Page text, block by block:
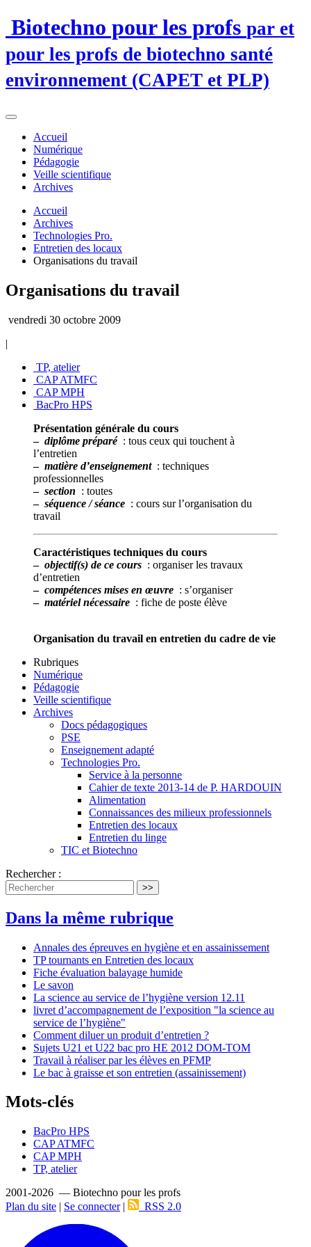
Biotechno pour les profs par et
pour les profs de biotechno santé
environnement (CAPET et PLP)
Accueil
Numérique
Pédagogie
Veille scientifique
Archives
Accueil
Archives
Technologies Pro.
Entretien des locaux
Organisations du travail
Organisations du travail
vendredi 30 octobre 2009
|
TP, atelier
CAP ATMFC
CAP MPH
BacPro HPS
Présentation générale du cours
– diplôme préparé : tous ceux qui touchent à
l’entretien
– matière d’enseignement : techniques
professionnelles
– section : toutes
– séquence / séance : cours sur l’organisation du
travail
Caractéristiques techniques du cours
– objectif(s) de ce cours : organiser les travaux
d’entretien
– compétences mises en œuvre : s’organiser
– matériel nécessaire : fiche de poste élève
Organisation du travail en entretien du cadre de vie
Rubriques
Numérique
Pédagogie
Veille scientifique
Archives
Docs pédagogiques
PSE
Enseignement adapté
Technologies Pro.
Service à la personne
Cahier de texte 2013-14 de P. HARDOUIN
Alimentation
Connaissances des milieux professionnels
Entretien des locaux
Entretien du linge
TIC et Biotechno
Rechercher :
>>
Dans la même rubrique
Annales des épreuves en hygiène et en assainissement
TP tournants en Entretien des locaux
Fiche évaluation balayage humide
Le savon
La science au service de l’hygiène version 12.11
livret d’accompagnement de l’exposition "la science au
service de l’hygiène"
Comment diluer un produit d’entretien ?
Sujets U21 et U22 bac pro HE 2012 DOM-TOM
Travail à réaliser par les élèves en PFMP
Le bac à graisse et son entretien (assainissement)
Mots-clés
BacPro HPS
CAP ATMFC
CAP MPH
TP, atelier
2001-2026 — Biotechno pour les profs
Plan du site | Se connecter| RSS 2.0